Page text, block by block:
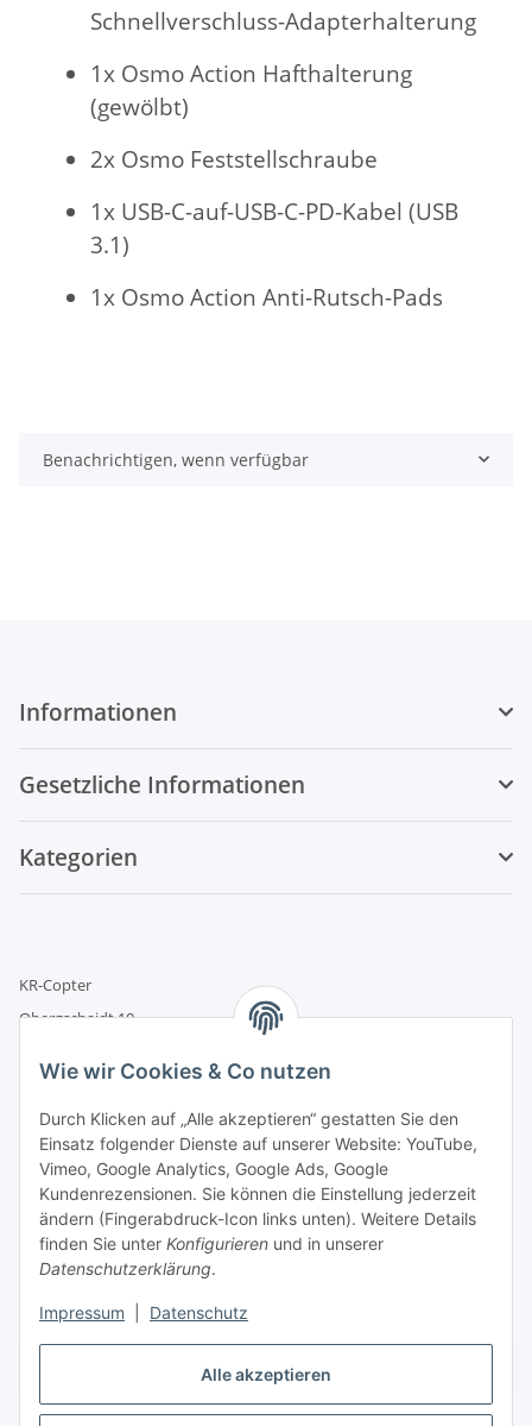
Alle akzeptieren
Wie wir Cookies & Co nutzen
Durch Klicken auf „Alle akzeptieren“ gestatten Sie den
Einsatz folgender Dienste auf unserer Website: YouTube,
Vimeo, Google Analytics, Google Ads, Google
Kundenrezensionen. Sie können die Einstellung jederzeit
ändern (Fingerabdruck-Icon links unten). Weitere Details
finden Sie unter Konfigurieren und in unserer
Datenschutzerklärung.
Impressum Datenschutz
Schnellverschluss-Adapterhalterung
1x Osmo Action Hafthalterung
(gewölbt)
2x Osmo Feststellschraube
1x USB-C-auf-USB-C-PD-Kabel (USB
3.1)
1x Osmo Action Anti-Rutsch-Pads
Benachrichtigen, wenn verfügbar
Informationen
Gesetzliche Informationen
Kategorien
KR-Copter
Obergschaidt 10
+49 (0) 9944 / 30 22 77 - 0
Offizieller
Vertrag widerrufen